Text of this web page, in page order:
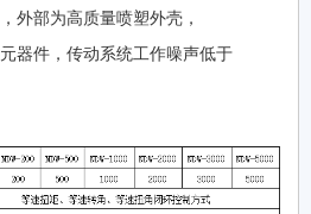
外部为高质量喷塑外壳，
元器件，传动系统工作噪声低于